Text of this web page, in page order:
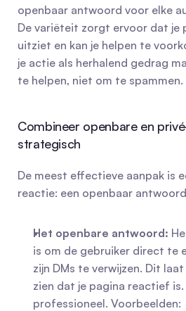
openbaar antwoord voor elke
De variëteit zorgt ervoor dat je
uitziet en kan je helpen te
je actie als herhalend gedrag
te helpen, niet om te spammen.
Combineer openbare en
strategisch
De meest effectieve aanpak is
reactie: een openbaar
Het openbare antwoord:
is om de gebruiker direct te
zijn DMs te verwijzen. Dit
zien dat je pagina reactief
professioneel. Voorbeelden: